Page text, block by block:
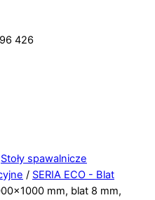
426
Stoły spawalnicze
/ SERIA ECO - Blat
mm, blat 8 mm,